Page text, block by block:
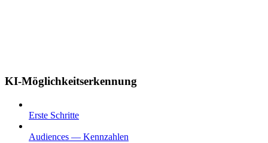
KI-Möglichkeitserkennung
Erste Schritte
Audiences — Kennzahlen